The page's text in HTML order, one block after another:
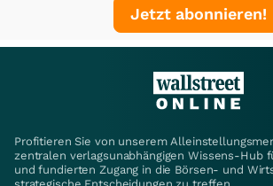
Jetzt abonnieren!
Profitieren Sie von unserem
zentralen verlagsunabhängigen Wissens-Hub
und fundierten Zugang in die Börsen- und